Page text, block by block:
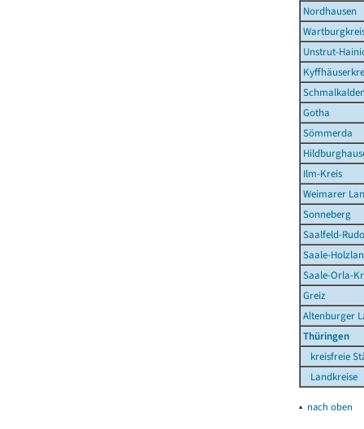
Nordhausen
Unstrut-
Gotha
Sömmerda
Ilm-Kreis
Weimarer
Sonneberg
Saalfeld-
Saale-
Saale-Orla-
Greiz
Altenburger
Thüringen
kreisfreie
Landkreise
▴ nach oben